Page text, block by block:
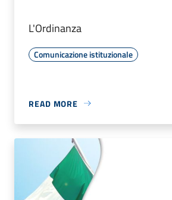
L'Ordinanza
Comunicazione istituzionale
READ MORE